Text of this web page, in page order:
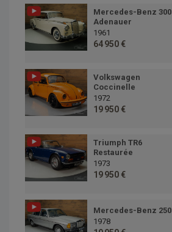
Mercedes-Benz 300
Adenauer
1961
64 950 €
Volkswagen
Coccinelle
1972
19 950 €
Triumph TR6
Restaurée
1973
19 950 €
Mercedes-Benz 250
1978